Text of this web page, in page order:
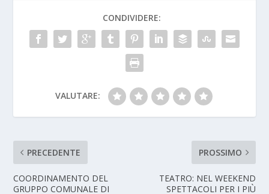
CONDIVIDERE:
VALUTARE:
PRECEDENTE
COORDINAMENTO DEL
GRUPPO COMUNALE DI
PROSSIMO
TEATRO: NEL WEEKEND
SPETTACOLI PER I PIÙ